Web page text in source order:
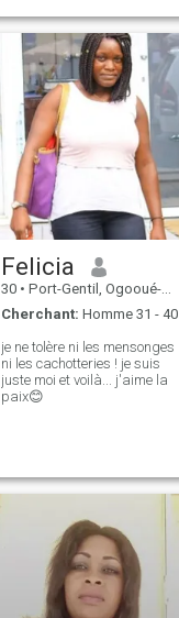
Felicia
30 • Port-Gentil, Ogooué-Maritime, Gabon
Cherchant: Homme 31 - 40
je ne tolère ni les mensonges
ni les cachotteries ! je suis
juste moi et voilà... j'aime la
paix😊